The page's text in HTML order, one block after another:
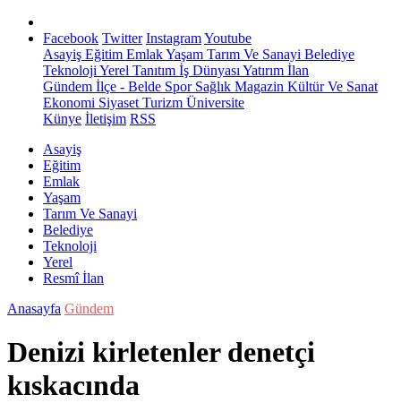
Facebook Twitter InstagramYoutube
Asayiş Eğitim EmlakYaşam Tarım Ve Sanayi Belediye
Teknoloji Yerel Tanıtım İş Dünyası Yatırım İlan
Gündem İlçe - Belde SporSağlık Magazin Kültür Ve Sanat
Ekonomi Siyaset Turizm Üniversite
Künye İletişim RSS
Asayiş
Eğitim
Emlak
Yaşam
Tarım Ve Sanayi
Belediye
Teknoloji
Yerel
Resmî İlan
Anasayfa Gündem
Denizi kirletenler denetçi
kıskacında